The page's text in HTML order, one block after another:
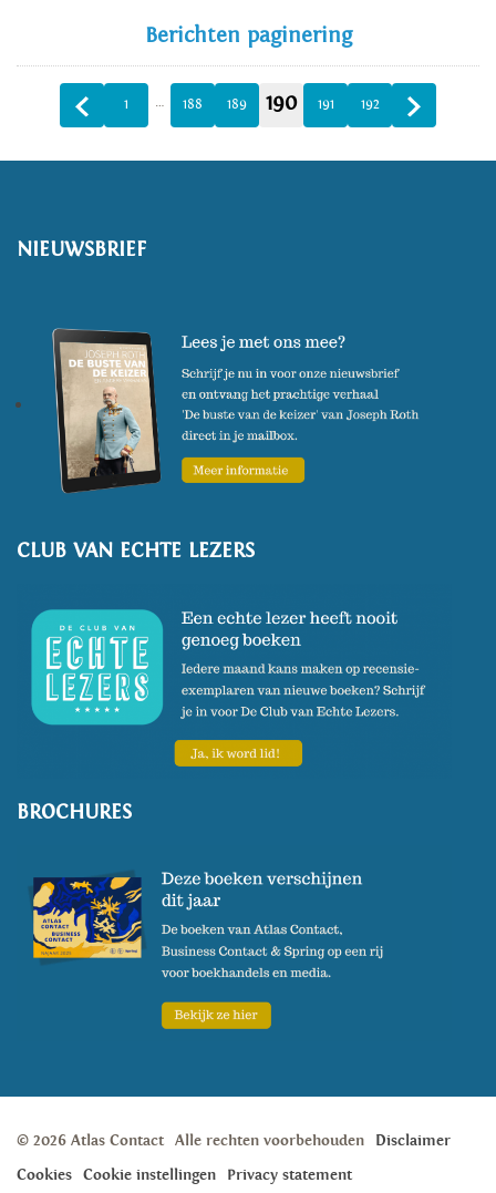
Berichten paginering
1 … 188 189 190 191 192
NIEUWSBRIEF
CLUB VAN ECHTE LEZERS
BROCHURES
© 2026 Atlas Contact Alle rechten voorbehouden
Disclaimer
Cookies
Cookie instellingen Privacy statement